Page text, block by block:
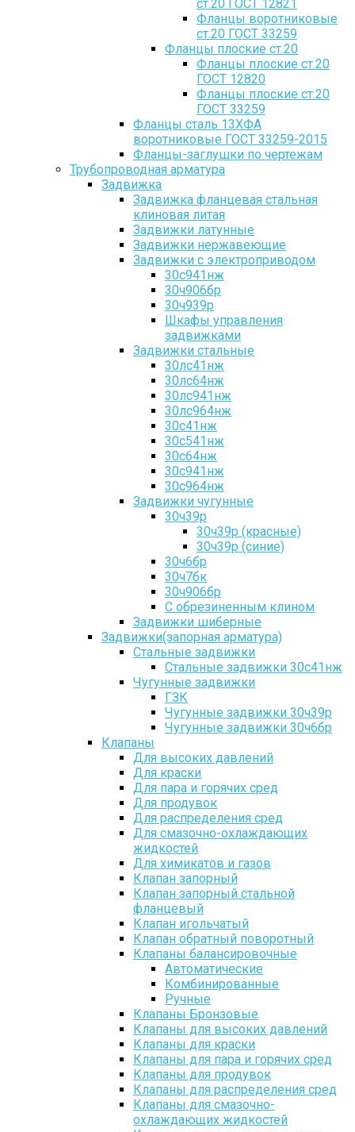
ст.20 ГОСТ 12821
Фланцы воротниковые
ст.20 ГОСТ 33259
Фланцы плоские ст.20
Фланцы плоские ст.20
ГОСТ 12820
Фланцы плоские ст.20
ГОСТ 33259
Фланцы сталь 13ХФА
воротниковые ГОСТ 33259-2015
Фланцы-заглушки по чертежам
Трубопроводная арматура
Задвижка
Задвижка фланцевая стальная
клиновая литая
Задвижки латунные
Задвижки нержавеющие
Задвижки с электроприводом
30с941нж
30ч906бр
30ч939р
Шкафы управления
задвижками
Задвижки стальные
30лс41нж
30лс64нж
30лс941нж
30лс964нж
30с41нж
30с541нж
30с64нж
30с941нж
30с964нж
Задвижки чугунные
30ч39р
30ч39р (красные)
30ч39р (синие)
30ч6бр
30ч7бк
30ч906бр
С обрезиненным клином
Задвижки шиберные
Задвижки(запорная арматура)
Стальные задвижки
Стальные задвижки 30с41нж
Чугунные задвижки
ГЗК
Чугунные задвижки 30ч39р
Чугунные задвижки 30ч6бр
Клапаны
Для высоких давлений
Для краски
Для пара и горячих сред
Для продувок
Для распределения сред
Для смазочно-охлаждающих
жидкостей
Для химикатов и газов
Клапан запорный
Клапан запорный стальной
фланцевый
Клапан игольчатый
Клапан обратный поворотный
Клапаны балансировочные
Автоматические
Комбинированные
Ручные
Клапаны Бронзовые
Клапаны для высоких давлений
Клапаны для краски
Клапаны для пара и горячих сред
Клапаны для продувок
Клапаны для распределения сред
Клапаны для смазочно-
охлаждающих жидкостей